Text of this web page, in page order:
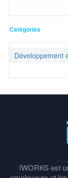
Catégories
Développement
IWORKS est